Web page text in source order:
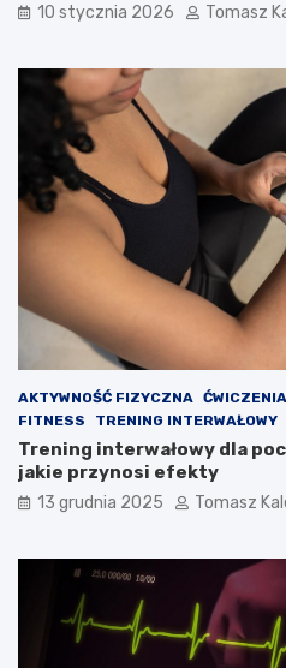
y
b
ć
m
m
n
i
o
w
ą
y
n
u
i
10 stycznia 2026 Tomasz
AKTYWNOŚĆ FIZYCZNA
FITNESS
TRENING INTERWAŁOWY
Trening interwałowy dla
jakie przynosi efekty
13 grudnia 2025 Tomasz